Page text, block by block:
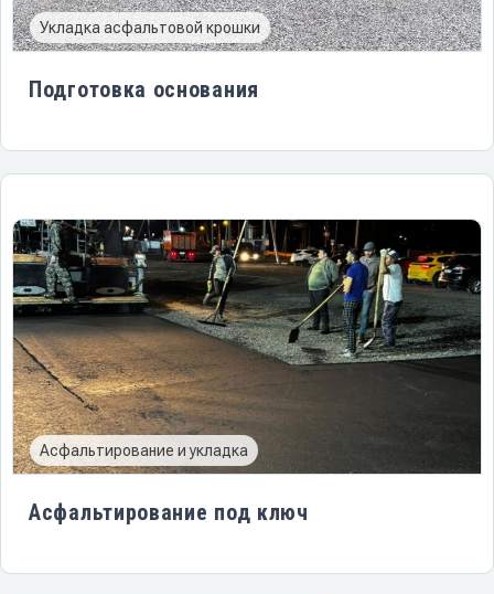
Укладка асфальтовой крошки
Подготовка основания
Асфальтирование и укладка
Асфальтирование под ключ